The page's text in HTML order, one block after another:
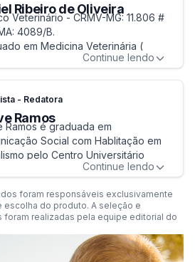
Ribeiro de Oliveira
Veterinário - CRMV-MG: 11.806 #
4089/B.
em Medicina Veterinária (
Universidade de Uberaba
em: pecuária leiteira e
de pastagens (FACEB –
de educação de Bom
MG) 2017; Clínica, cirurgia,
em Bovinocultura; e
(PUC Minas-Betim 2012)
à Informática, Inglês e
Civil (ARC: 4.235/2021), (ACC:
Florestal (MG/2021).
Animal (MG/2021).
Continue lendo
- Redatora
Ramos
Ramos é graduada em
Social com Hablitação em
pelo Centro Universitário
e produção de conteúdo
de 20 anos de experiência.
em agências publicitárias com
em produção de texto e
ao cliente.
Continue lendo
foram responsáveis exclusivamente
escolha do produto. A seleção e
realizadas pela equipe editorial do